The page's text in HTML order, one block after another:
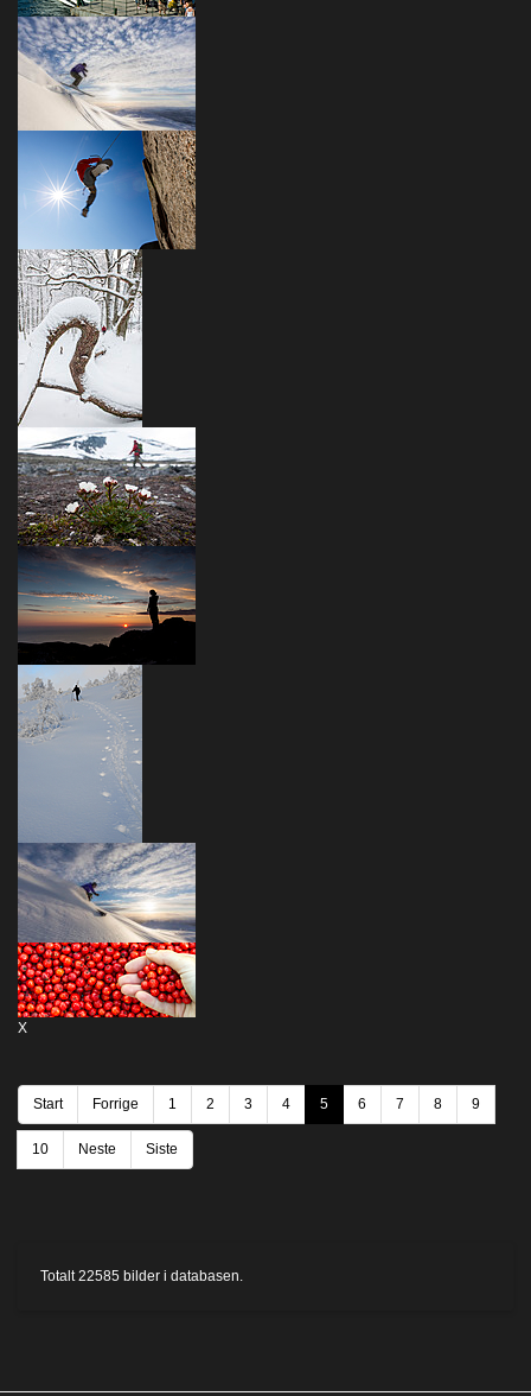
X
Start Forrige 1 2 3 4 5 6 7 8 9
10 Neste Siste
Totalt 22585 bilder i databasen.